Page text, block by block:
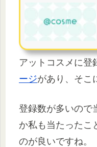
アットコスメに登
ージがあり、そこ
登録数が多いので
か私も当たったこ
のが良いですね。